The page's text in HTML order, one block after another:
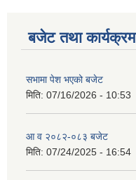
बजेट तथा कार्यक्रम
सभामा पेश भएको बजेट
मिति: 07/16/2026 - 10:53
आ व २०८२-०८३ बजेट
मिति: 07/24/2025 - 16:54